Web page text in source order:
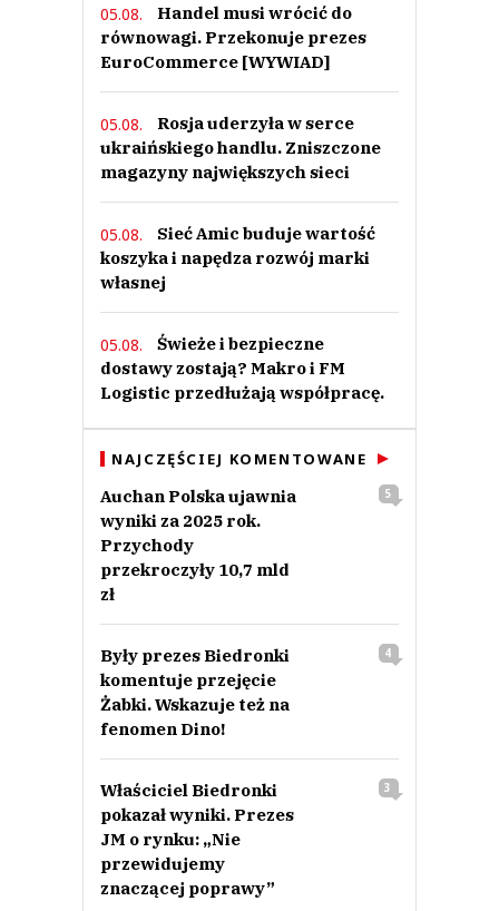
05.08.
Handel musi wrócić do
równowagi. Przekonuje prezes
EuroCommerce [WYWIAD]
05.08.
Rosja uderzyła w serce
ukraińskiego handlu. Zniszczone
magazyny największych sieci
05.08.
Sieć Amic buduje wartość
koszyka i napędza rozwój marki
własnej
05.08.
Świeże i bezpieczne
dostawy zostają? Makro i FM
Logistic przedłużają współpracę.
NAJCZĘŚCIEJ KOMENTOWANE
Auchan Polska ujawnia
wyniki za 2025 rok.
Przychody
przekroczyły 10,7 mld
zł
5
Były prezes Biedronki
komentuje przejęcie
Żabki. Wskazuje też na
fenomen Dino!
4
Właściciel Biedronki
pokazał wyniki. Prezes
JM o rynku: „Nie
przewidujemy
znaczącej poprawy”
3